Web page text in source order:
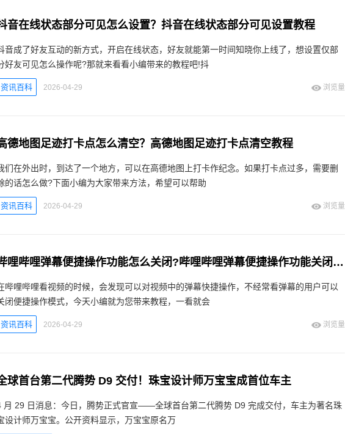
音在线状态部分可见怎么设置？抖音在线状态部分可见设置教程
音成了好友互动的新方式，开启在线状态，好友就能第一时间知晓你上线了，想设置仅部
好友可见怎么操作呢?那就来看看小编带来的教程吧!抖
资讯百科 2026-04-29 浏览量
德地图足迹打卡点怎么清空？高德地图足迹打卡点清空教程
们在外出时，到达了一个地方，可以在高德地图上打卡作纪念。如果打卡点过多，需要删
的话怎么做?下面小编为大家带来方法，希望可以帮助
资讯百科 2026-04-29 浏览量
哔哩哔哩弹幕便捷操作功能怎么关闭?哔哩哔哩弹幕便捷操作功能关闭教程
哔哩哔哩看视频的时候，会发现可以对视频中的弹幕快捷操作，不经常看弹幕的用户可以
闭便捷操作模式，今天小编就为您带来教程，一看就会
资讯百科 2026-04-29 浏览量
球首台第二代腾势 D9 交付！珠宝设计师万宝宝成首位车主
月 29 日消息：今日，腾势正式官宣——全球首台第二代腾势 D9 完成交付，车主为著名珠
设计师万宝宝。公开资料显示，万宝宝原名万